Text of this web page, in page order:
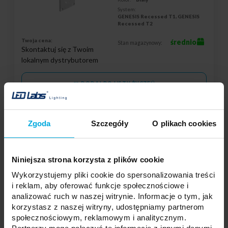
Zgoda Szczegóły O plikach cookies
Niniejsza strona korzysta z plików cookie
Wykorzystujemy pliki cookie do spersonalizowania treści
i reklam, aby oferować funkcje społecznościowe i
analizować ruch w naszej witrynie. Informacje o tym, jak
korzystasz z naszej witryny, udostępniamy partnerom
społecznościowym, reklamowym i analitycznym.
System:
GENESIS Recessed T1, GENESIS
Recessed T2
Twoja cena:
Skontaktuj się z Twoim
lokalnym dystrybutorem
Stan magazynowy: średnio
DODAJ DO LISTY ŻYCZEŃ
Podmiot odpowiedzialny: LED Labs S.A., ul. Zakopiańska 2C, 30-418
Kraków, Polska | Kontakt:
info@led-labs.pl
LUMINES GENESIS Łącznik do szyn
podtynkowych 2 szt.37-0043-30
Kolor:
Biały
Kolor:
Czarny
Kolor: